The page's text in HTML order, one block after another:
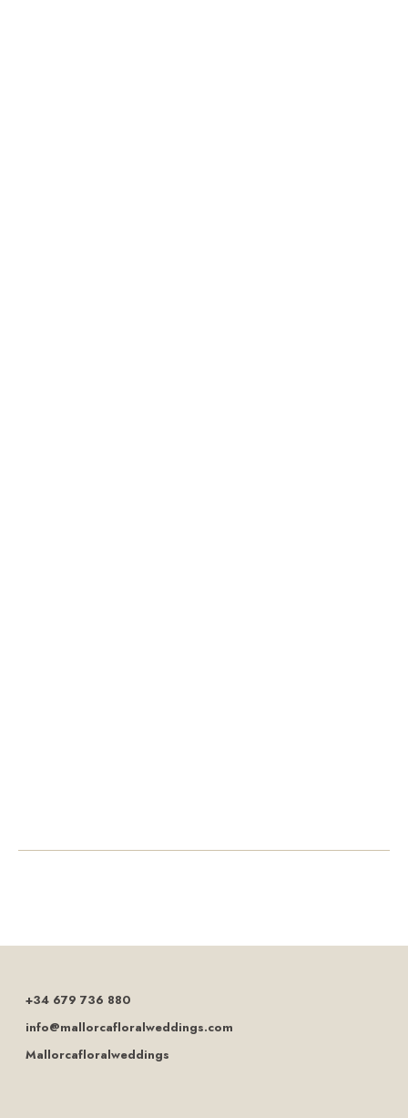
+34 679 736 880
info@mallorcafloralweddings.com
Mallorcafloralweddings